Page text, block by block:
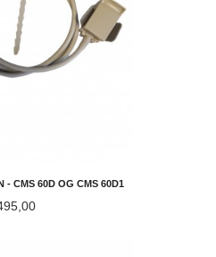
- CMS 60D OG CMS 60D1